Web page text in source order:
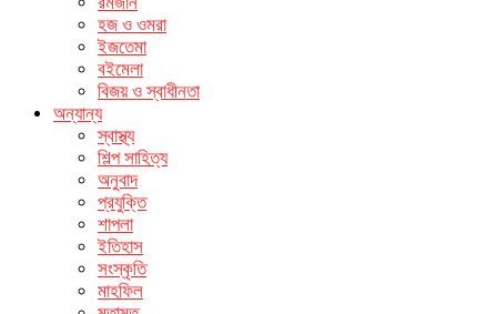
হজ ও ওমরা
ইজতেমা
বইমেলা
বিজয় ও স্বাধীনতা
অন্যান্য
স্বাস্থ্য
শিল্প সাহিত্য
অনুবাদ
প্রযুক্তি
শাপলা
ইতিহাস
সংস্কৃতি
মাহফিল